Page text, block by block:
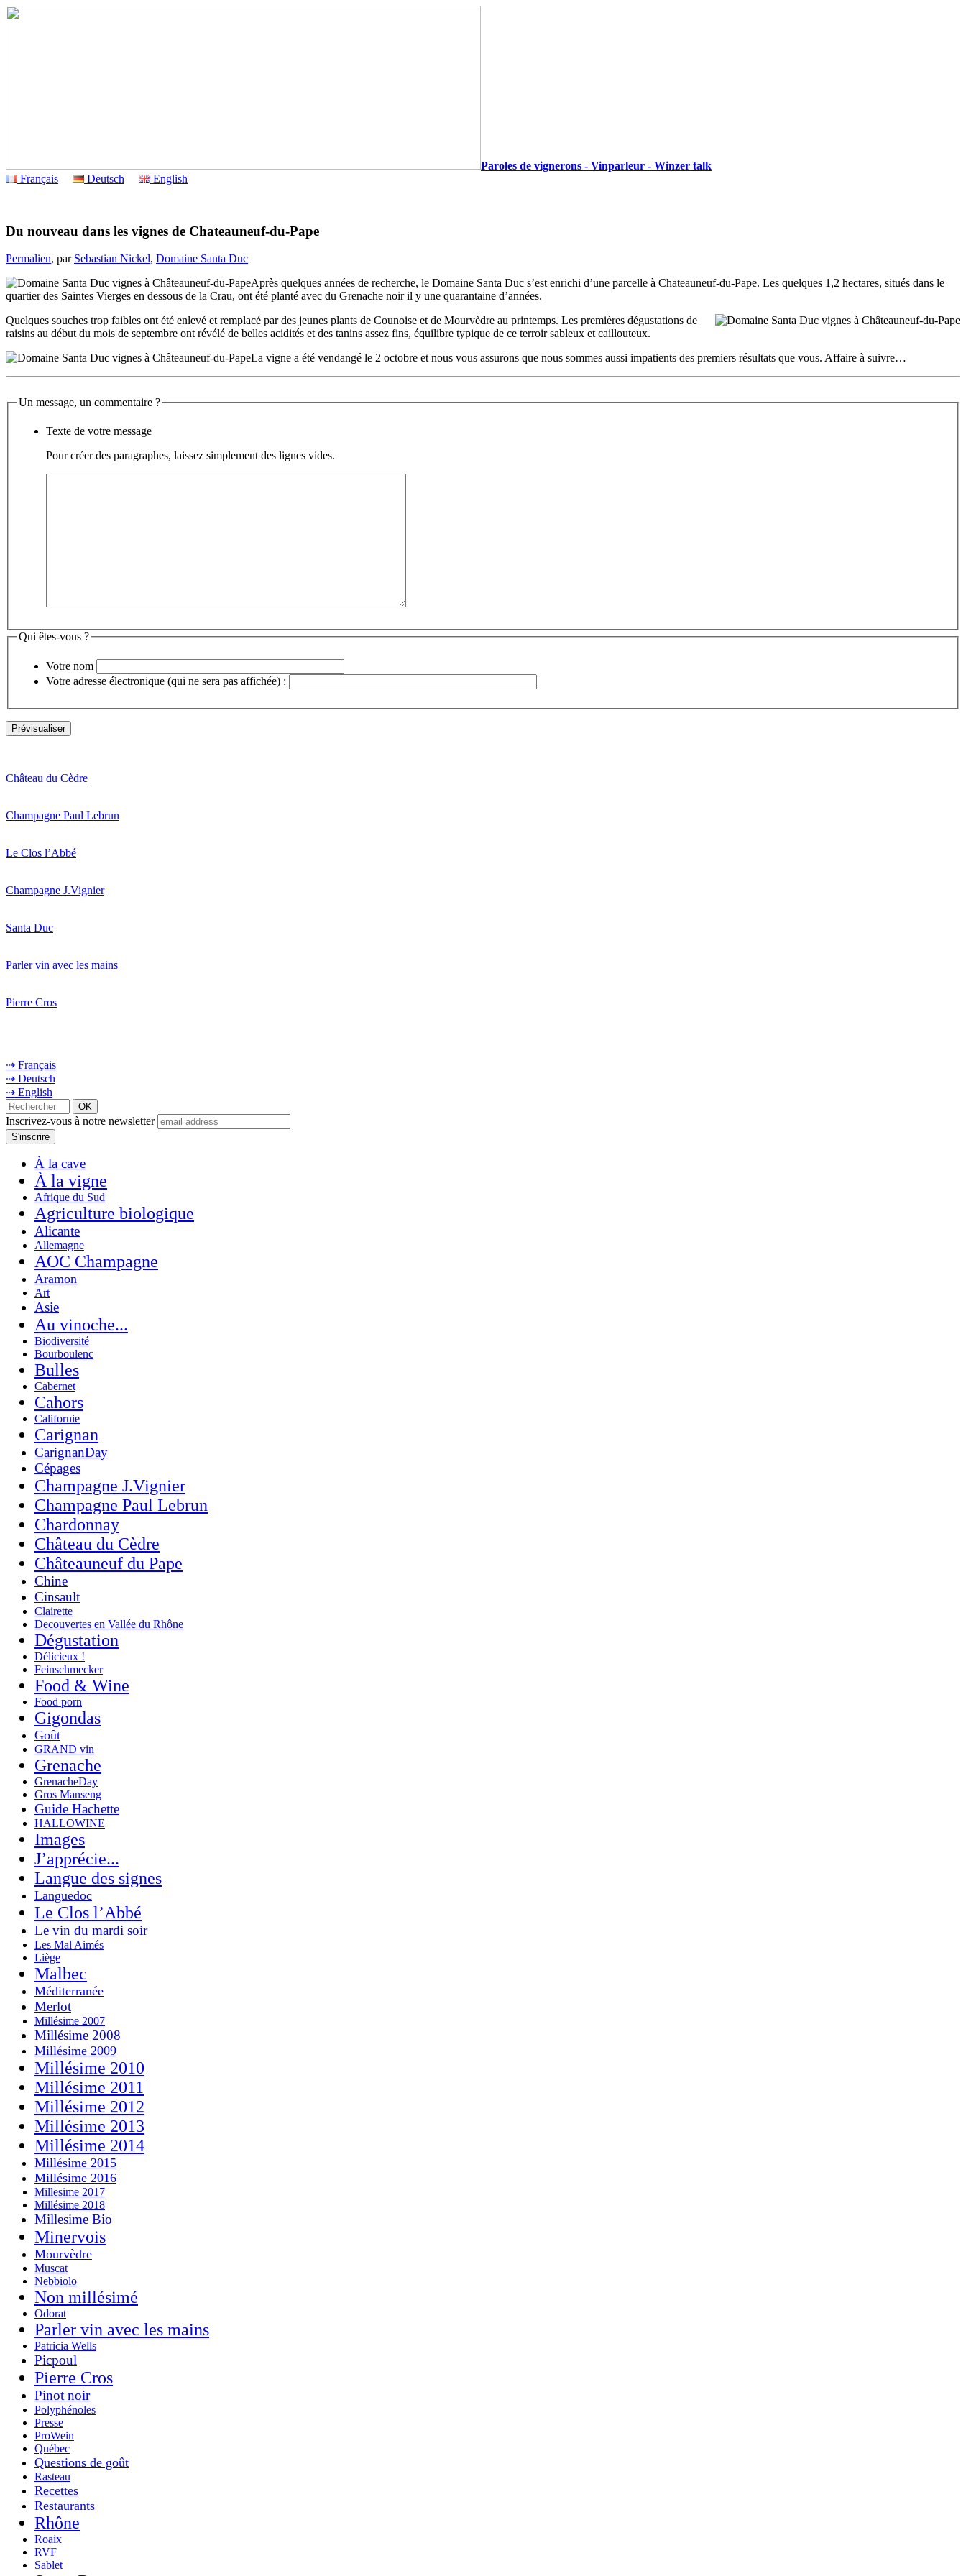
Paroles de vignerons - Vinparleur - Winzer talk
Français
Deutsch English
Du nouveau dans les vignes de Chateauneuf-du-Pape
Permalien, par Sebastian Nickel, Domaine Santa Duc
Après quelques années de recherche, le Domaine Santa Duc s’est enrichi d’une parcelle à Chateauneuf-du-Pape. Les quelques 1,2 hectares, situés dans le
quartier des Saintes Vierges en dessous de la Crau, ont été planté avec du Grenache noir il y une quarantaine d’années.
Quelques souches trop faibles ont été enlevé et remplacé par des jeunes plants de Counoise et de Mourvèdre au printemps. Les premières dégustations de
raisins au début du mois de septembre ont révélé de belles acidités et des tanins assez fins, équilibre typique de ce terroir sableux et caillouteux.
La vigne a été vendangé le 2 octobre et nous vous assurons que nous sommes aussi impatients des premiers résultats que vous. Affaire à suivre…
Un message, un commentaire ?
Texte de votre message
Pour créer des paragraphes, laissez simplement des lignes vides.
Qui êtes-vous ?
Votre nom
Votre adresse électronique (qui ne sera pas affichée) :
Château du Cèdre
Champagne Paul Lebrun
Le Clos l’Abbé
Champagne J.Vignier
Santa Duc
Parler vin avec les mains
Pierre Cros
⇢ Français
⇢ Deutsch
⇢ English
Inscrivez-vous à notre newsletter
À la cave
À la vigne
Afrique du Sud
Agriculture biologique
Alicante
Allemagne
AOC Champagne
Aramon
Art
Asie
Au vinoche...
Biodiversité
Bourboulenc
Bulles
Cabernet
Cahors
Californie
Carignan
CarignanDay
Cépages
Champagne J.Vignier
Champagne Paul Lebrun
Chardonnay
Château du Cèdre
Châteauneuf du Pape
Chine
Cinsault
Clairette
Decouvertes en Vallée du Rhône
Dégustation
Délicieux !
Feinschmecker
Food & Wine
Food porn
Gigondas
Goût
GRAND vin
Grenache
GrenacheDay
Gros Manseng
Guide Hachette
HALLOWINE
Images
J’apprécie...
Langue des signes
Languedoc
Le Clos l’Abbé
Le vin du mardi soir
Les Mal Aimés
Liège
Malbec
Méditerranée
Merlot
Millésime 2007
Millésime 2008
Millésime 2009
Millésime 2010
Millésime 2011
Millésime 2012
Millésime 2013
Millésime 2014
Millésime 2015
Millésime 2016
Millesime 2017
Millésime 2018
Millesime Bio
Minervois
Mourvèdre
Muscat
Nebbiolo
Non millésimé
Odorat
Parler vin avec les mains
Patricia Wells
Picpoul
Pierre Cros
Pinot noir
Polyphénoles
Presse
ProWein
Québec
Questions de goût
Rasteau
Recettes
Restaurants
Rhône
Roaix
RVF
Sablet